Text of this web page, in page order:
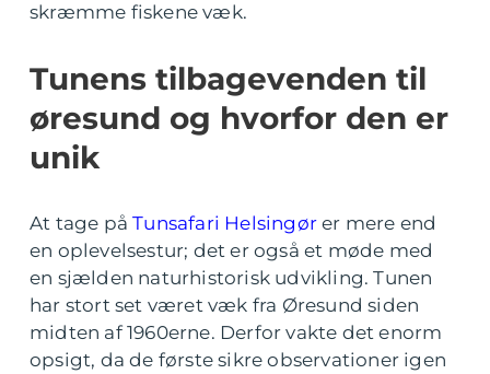
skræmme fiskene væk.
Tunens tilbagevenden til
øresund og hvorfor den er
unik
At tage påTunsafari Helsingør er mere end
en oplevelsestur; det er også et møde med
en sjælden naturhistorisk udvikling. Tunen
har stort set været væk fra Øresund siden
midten af 1960erne. Derfor vakte det enorm
opsigt, da de første sikre observationer igen